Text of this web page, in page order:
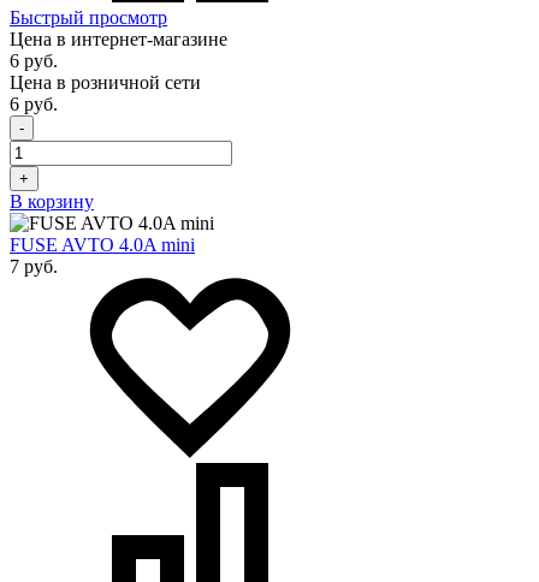
Быстрый просмотр
Цена в интернет-магазине
6 руб.
Цена в розничной сети
6 руб.
-
+
В корзину
FUSE AVTO 4.0A mini
7 руб.